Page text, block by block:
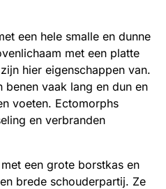
een hele smalle en dunne
met een platte
hier eigenschappen van.
benen vaak lang en dun en
voeten. Ectomorphs
en verbranden
een grote borstkas en
brede schouderpartij. Ze